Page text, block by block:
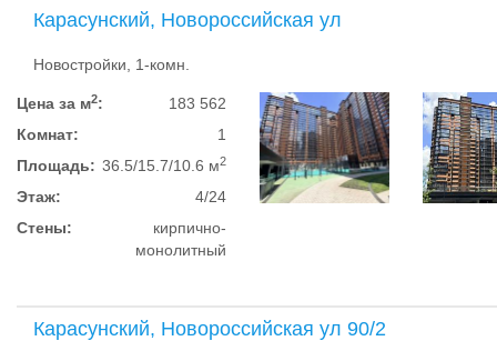
Карасунский, Новороссийская ул
Новостройки, 1-комн.
Цена за м2:
183 562
Комнат:
1
Площадь: 36.5/15.7/10.6 м2
Этаж:
4/24
Стены:
кирпично-
монолитный
Карасунский, Новороссийская ул 90/2